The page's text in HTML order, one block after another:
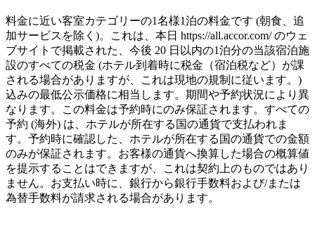
料金に近い客室カテゴリーの1名様1泊の料金です (朝食、追
加サービスを除く)。これは、本日 https://all.accor.com/ のウェ
ブサイトで掲載された、今後 20 日以内の1泊分の当該宿泊施
設のすべての税金 (ホテル到着時に税金（宿泊税など）が課
される場合がありますが、これは現地の規制に従います。)
込みの最低公示価格に相当します。期間や予約状況により異
なります。この料金は予約時にのみ保証されます。すべての
予約 (海外) は、ホテルが所在する国の通貨で支払われま
す。予約時に確認した、ホテルが所在する国の通貨での金額
のみが保証されます。お客様の通貨へ換算した場合の概算値
を提示することはできますが、これは契約上のものではあり
ません。お支払い時に、銀行から銀行手数料および/または
為替手数料が請求される場合があります。